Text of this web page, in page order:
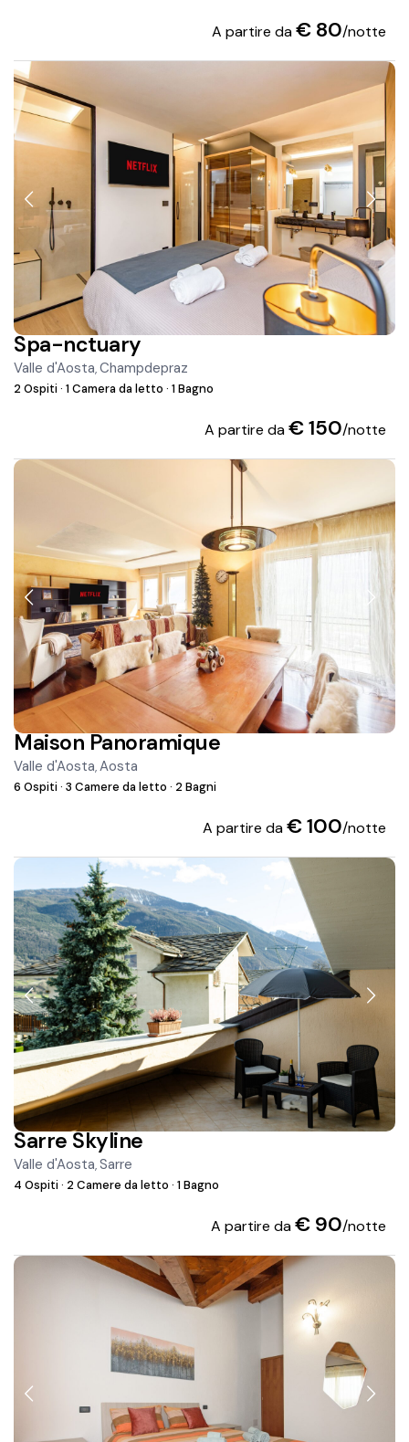
A partire da€ 80/notte
Spa-nctuary
Valle d'Aosta,Champdepraz
2 Ospiti· 1 Camera da letto· 1 Bagno
A partire da€ 150/notte
Maison Panoramique
Valle d'Aosta,Aosta
6 Ospiti· 3 Camere da letto· 2 Bagni
A partire da€ 100/notte
Sarre Skyline
Valle d'Aosta,Sarre
4 Ospiti· 2 Camere da letto· 1 Bagno
A partire da€ 90/notte